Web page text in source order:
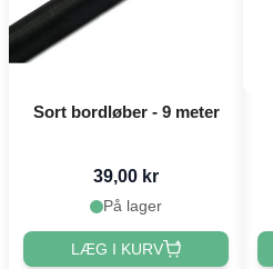
Sort bordløber - 9 meter
39,00 kr
På lager
LÆG I KURV